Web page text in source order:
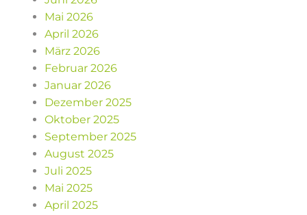
Mai 2026
April 2026
März 2026
Februar 2026
Januar 2026
Dezember 2025
Oktober 2025
September 2025
August 2025
Juli 2025
Mai 2025
April 2025